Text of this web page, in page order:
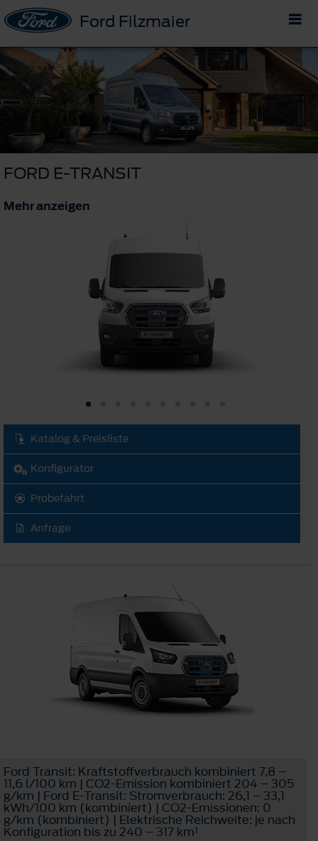
Ford Filzmaier
FORD E-TRANSIT
Mehr anzeigen
Katalog & Preisliste
Konfigurator
Probefahrt
Anfrage
Ford Transit: Kraftstoffverbrauch kombiniert 7,8 –
11,6 l/100 km | CO2-Emission kombiniert 204 – 305
g/km | Ford E-Transit: Stromverbrauch: 26,1 – 33,1
kWh/100 km (kombiniert) | CO2-Emissionen: 0
g/km (kombiniert) | Elektrische Reichweite: je nach
Konfiguration bis zu 240 – 317 km¹